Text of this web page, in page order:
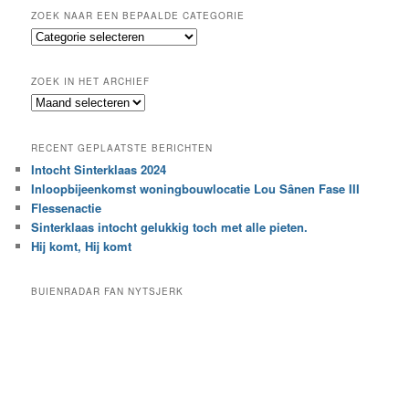
k
e
n
ZOEK NAAR EEN BEPAALDE CATEGORIE
Z
k
n
e
e
n
b
e
a
ZOEK IN HET ARCHIEF
Z
k
i
n
h
e
t
c
RECENT GEPLAATSTE BERICHTEN
Intocht Sinterklaas 2024
Inloopbijeenkomst woningbouwlocatie Lou Sânen Fase III
Flessenactie
Sinterklaas intocht gelukkig toch met alle pieten.
Hij komt, Hij komt
BUIENRADAR FAN NYTSJERK